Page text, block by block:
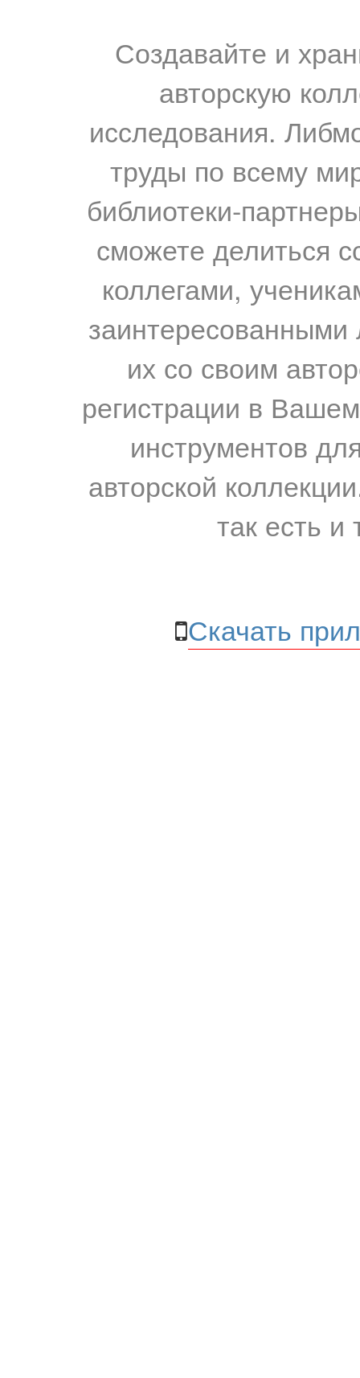
Создавайте и
авторскую
исследования.
труды по всему
библиотеки-
сможете делиться
коллегами,
их со своим
регистрации в
инструментов
авторской
так есть и
Скачать